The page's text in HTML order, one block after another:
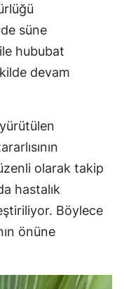
Eskişehir
Gaziantep
Giresun
Hatay
Isparta
Mersin
İzmir
süne
hububat
devam
olarak takip
hastalık
Böylece
önüne